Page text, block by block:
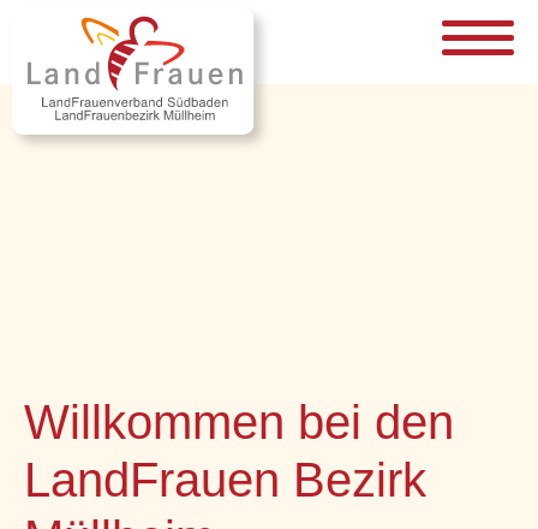
Willkommen bei den
LandFrauen Bezirk